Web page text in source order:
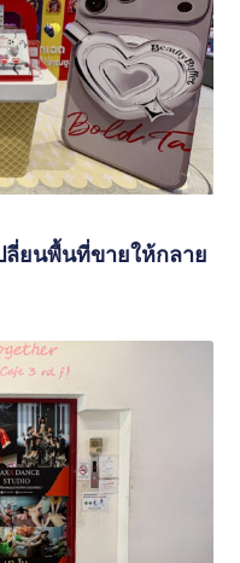
ลี่ยนพื้นที่ขายให้กลาย